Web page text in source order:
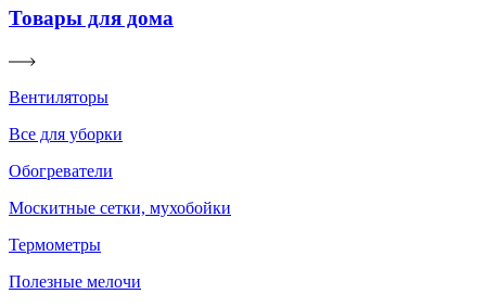
Товары для дома
Вентиляторы
Все для уборки
Обогреватели
Москитные сетки, мухобойки
Термометры
Полезные мелочи